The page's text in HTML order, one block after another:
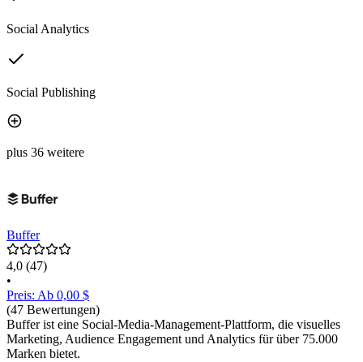
Social Analytics
Social Publishing
plus 36 weitere
Buffer
4,0 (47)
•
Preis: Ab 0,00 $
(47 Bewertungen)
Buffer ist eine Social-Media-Management-Plattform, die visuelles
Marketing, Audience Engagement und Analytics für über 75.000
Marken bietet.